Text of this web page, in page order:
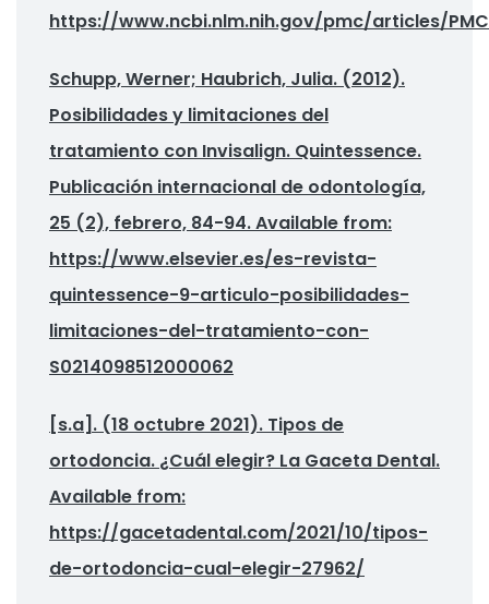
https://www.ncbi.nlm.nih.gov/pmc/articles/
Schupp, Werner; Haubrich, Julia. (2012).
Posibilidades y limitaciones del
tratamiento con Invisalign. Quintessence.
Publicación internacional de odontología,
25 (2), febrero, 84-94. Available from:
https://www.elsevier.es/es-revista-
quintessence-9-articulo-posibilidades-
limitaciones-del-tratamiento-con-
S0214098512000062
[s.a]. (18 octubre 2021). Tipos de
ortodoncia. ¿Cuál elegir? La Gaceta Dental.
Available from:
https://gacetadental.com/2021/10/tipos-
de-ortodoncia-cual-elegir-27962/